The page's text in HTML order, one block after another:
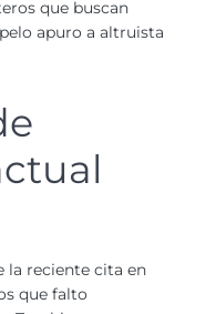
que buscan
apuro a altruista
la reciente cita en
que falto